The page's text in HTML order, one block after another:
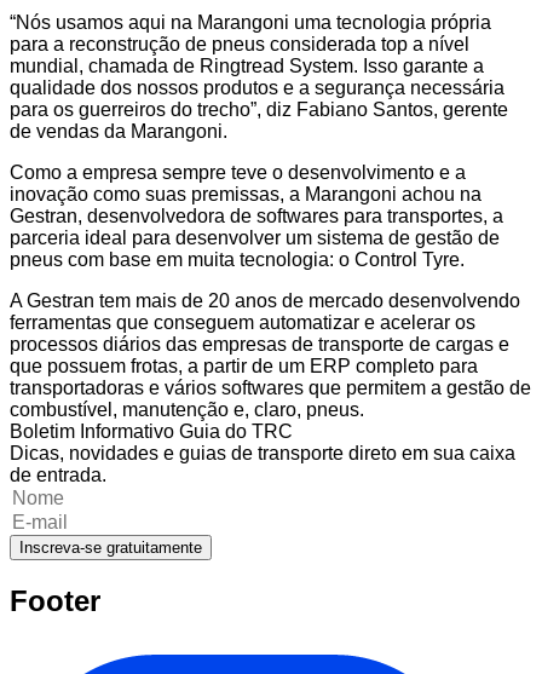
“Nós usamos aqui na Marangoni uma tecnologia própria
para a reconstrução de pneus considerada top a nível
mundial, chamada de Ringtread System. Isso garante a
qualidade dos nossos produtos e a segurança necessária
para os guerreiros do trecho”, diz Fabiano Santos, gerente
de vendas da Marangoni.
Como a empresa sempre teve o desenvolvimento e a
inovação como suas premissas, a Marangoni achou na
Gestran, desenvolvedora de softwares para transportes, a
parceria ideal para desenvolver um sistema de gestão de
pneus com base em muita tecnologia: o Control Tyre.
A Gestran tem mais de 20 anos de mercado desenvolvendo
ferramentas que conseguem automatizar e acelerar os
processos diários das empresas de transporte de cargas e
que possuem frotas, a partir de um ERP completo para
transportadoras e vários softwares que permitem a gestão de
combustível, manutenção e, claro, pneus.
Boletim Informativo Guia do TRC
Dicas, novidades e guias de transporte direto em sua caixa
de entrada.
Inscreva-se gratuitamente
Footer